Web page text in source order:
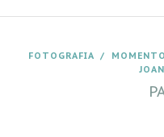
FOTOGRAFIA /